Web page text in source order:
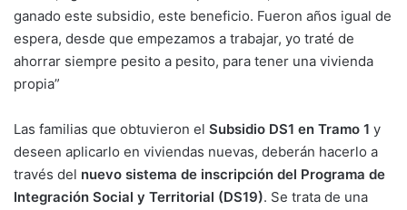
ganado este subsidio, este beneficio. Fueron años igual de
espera, desde que empezamos a trabajar, yo traté de
ahorrar siempre pesito a pesito, para tener una vivienda
propia”
Las familias que obtuvieron el Subsidio DS1 en Tramo 1 y
deseen aplicarlo en viviendas nuevas, deberán hacerlo a
través del nuevo sistema de inscripción del Programa de
Integración Social y Territorial (DS19). Se trata de una